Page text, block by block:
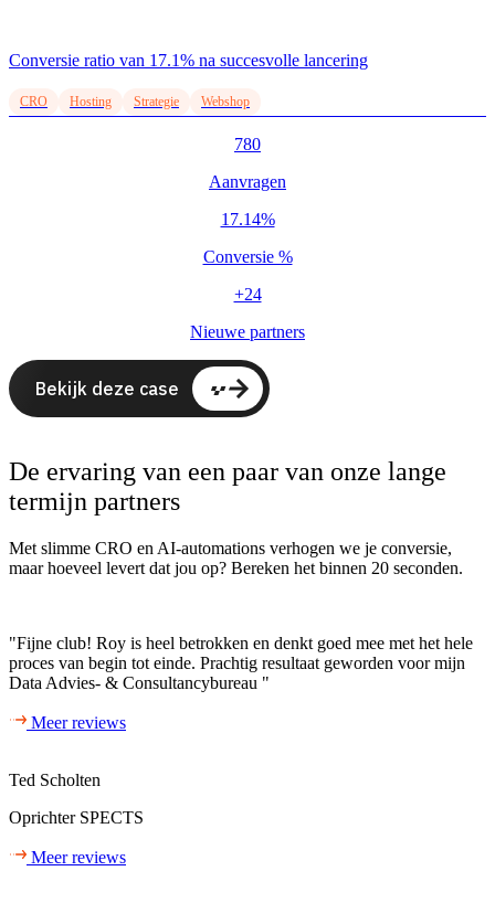
Conversie ratio van 17.1% na succesvolle lancering
CRO Hosting Strategie Webshop
780
Aanvragen
17.14%
Conversie %
+24
Nieuwe partners
Bekijk deze case
De ervaring van een paar van onze lange
termijn partners
Met slimme CRO en AI-automations verhogen we je conversie,
maar hoeveel levert dat jou op? Bereken het binnen 20 seconden.
"Fijne club! Roy is heel betrokken en denkt goed mee met het hele
proces van begin tot einde. Prachtig resultaat geworden voor mijn
Data Advies- & Consultancybureau "
Meer reviews
Ted Scholten
Oprichter SPECTS
Meer reviews